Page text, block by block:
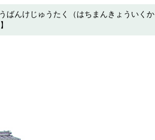
ばんけじゅうたく（はちまんきょういくか